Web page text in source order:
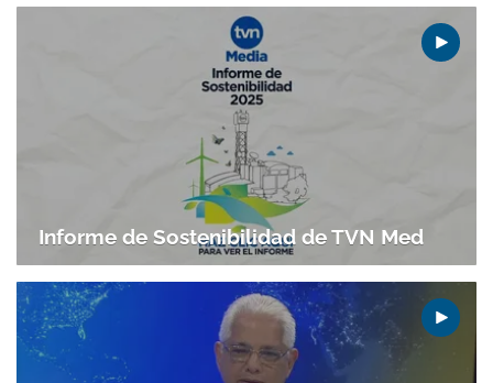
Gracias por suscribirte a nuestro boletín.
Informe de Sostenibilidad de TVN Med